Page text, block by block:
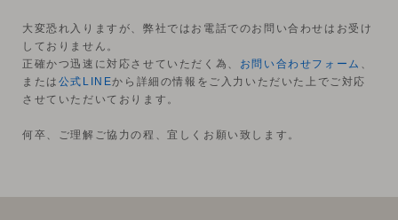
大変恐れ入りますが、弊社ではお電話でのお問い合わせはお受け
しておりません。
正確かつ迅速に対応させていただく為、 お問い合わせフォーム 、
または 公式LINEから詳細の情報をご入力いただいた上でご対応
させていただいております。
何卒、ご理解ご協力の程、宜しくお願い致します。